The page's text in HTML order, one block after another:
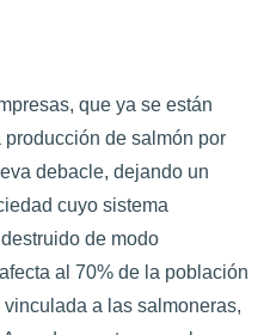
que ya se están
de salmón por
debacle, dejando un
cuyo sistema
de modo
al 70% de la población
a las salmoneras,